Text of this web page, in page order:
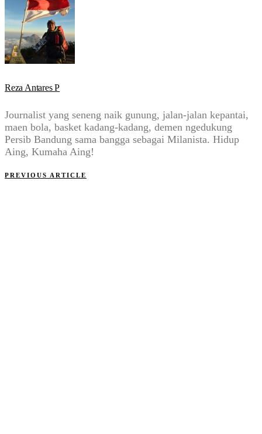
Reza Antares P
Journalist yang seneng naik gunung, jalan-jalan kepantai,
maen bola, basket kadang-kadang, demen ngedukung
Persib Bandung sama bangga sebagai Milanista. Hidup
Aing, Kumaha Aing!
PREVIOUS ARTICLE